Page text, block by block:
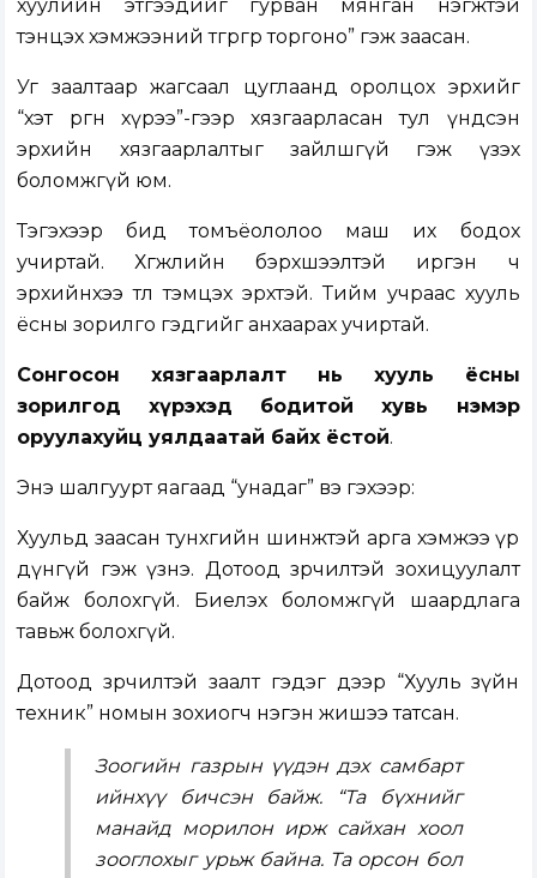
хуулийн этгээдийг гурван мянган нэгжтэй
тэнцэх хэмжээний төгрөгөөр торгоно” гэж заасан.
Уг заалтаар жагсаал цуглаанд оролцох эрхийг
“хэт өргөн хүрээ”-гээр хязгаарласан тул үндсэн
эрхийн хязгаарлалтыг зайлшгүй гэж үзэх
боломжгүй юм.
Тэгэхээр бид томъёололоо маш их бодох
учиртай. Хөгжлийн бэрхшээлтэй иргэн ч
эрхийнхээ төлөө тэмцэх эрхтэй. Тийм учраас хууль
ёсны зорилго гэдгийг анхаарах учиртай.
Сонгосон хязгаарлалт нь хууль ёсны
зорилгод хүрэхэд бодитой хувь нэмэр
оруулахуйц уялдаатай байх ёстой.
Энэ шалгуурт яагаад “унадаг” вэ гэхээр:
Хуульд заасан тунхгийн шинжтэй арга хэмжээ үр
дүнгүй гэж үзнэ. Дотоод зөрчилтэй зохицуулалт
байж болохгүй. Биелэх боломжгүй шаардлага
тавьж болохгүй.
Дотоод зөрчилтэй заалт гэдэг дээр “Хууль зүйн
техник” номын зохиогч нэгэн жишээ татсан.
Зоогийн газрын үүдэн дэх самбарт
ийнхүү бичсэн байж. “Та бүхнийг
манайд морилон ирж сайхан хоол
зооглохыг урьж байна. Та орсон бол